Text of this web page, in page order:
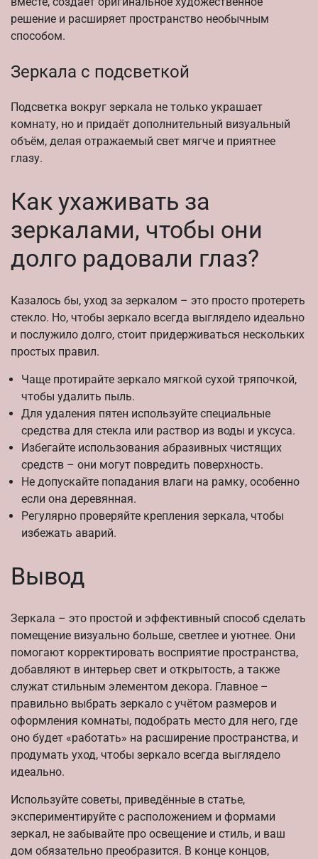
решение и расширяет пространство необычным
способом.
Зеркала с подсветкой
Подсветка вокруг зеркала не только украшает
комнату, но и придаёт дополнительный визуальный
объём, делая отражаемый свет мягче и приятнее
глазу.
Как ухаживать за
зеркалами, чтобы они
долго радовали глаз?
Казалось бы, уход за зеркалом – это просто протереть
стекло. Но, чтобы зеркало всегда выглядело идеально
и послужило долго, стоит придерживаться нескольких
простых правил.
Чаще протирайте зеркало мягкой сухой тряпочкой,
чтобы удалить пыль.
Для удаления пятен используйте специальные
средства для стекла или раствор из воды и уксуса.
Избегайте использования абразивных чистящих
средств – они могут повредить поверхность.
Не допускайте попадания влаги на рамку, особенно
если она деревянная.
Регулярно проверяйте крепления зеркала, чтобы
избежать аварий.
Вывод
Зеркала – это простой и эффективный способ сделать
помещение визуально больше, светлее и уютнее. Они
помогают корректировать восприятие пространства,
добавляют в интерьер свет и открытость, а также
служат стильным элементом декора. Главное –
правильно выбрать зеркало с учётом размеров и
оформления комнаты, подобрать место для него, где
оно будет «работать» на расширение пространства, и
продумать уход, чтобы зеркало всегда выглядело
идеально.
Используйте советы, приведённые в статье,
экспериментируйте с расположением и формами
зеркал, не забывайте про освещение и стиль, и ваш
дом обязательно преобразится. В конце концов,